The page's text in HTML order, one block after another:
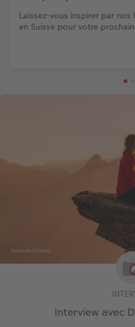
Laissez-vous inspirer par
en Suisse pour votre
Interview avec